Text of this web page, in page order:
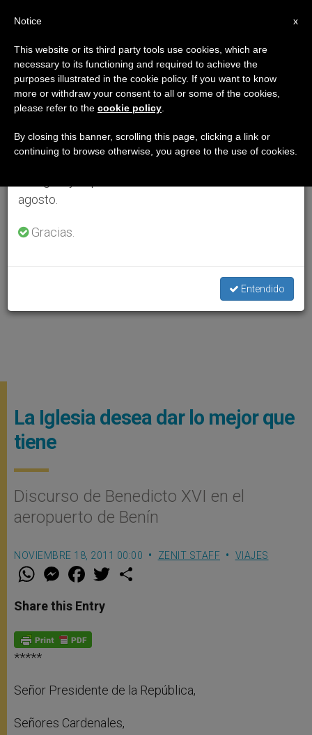
La Iglesia desea dar lo mejor que
tiene
Discurso de Benedicto XVI en el
aeropuerto de Benín
NOVIEMBRE 18, 2011 00:00 ZENIT STAFF VIAJES
W
t
s
p
p
M
e
s
e
g
e
F
a
e
b
o
k
w
Share this Entry
*****
Señor Presidente de la República,
Señores Cardenales,
×
Aviso importante
Del 27 de julio al 7 de agosto haremos la pausa
anual, aprovechando que en el periodo de verano
se generan menos informaciones y también el
agosto.
Gracias.
Entendido
x
Notice
This website or its third party tools use cookies, which are
necessary to its functioning and required to achieve the
purposes illustrated in the cookie policy. If you want to know
more or withdraw your consent to all or some of the cookies,
please refer to the cookie policy
By closing this banner, scrolling this page, clicking a link or
continuing to browse otherwise, you agree to the use of cookies.